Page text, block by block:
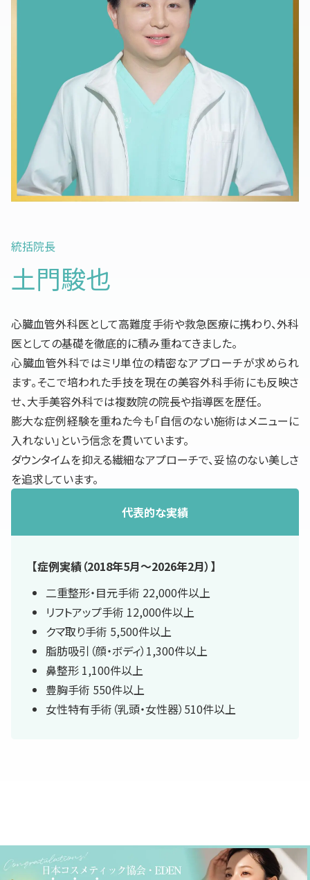
統括院長
土門駿也
心臓血管外科医として高難度手術や救急医療に携わり、外科
医としての基礎を徹底的に積み重ねてきました。
心臓血管外科ではミリ単位の精密なアプローチが求められ
ます。そこで培われた手技を現在の美容外科手術にも反映さ
せ、大手美容外科では複数院の院長や指導医を歴任。
膨大な症例経験を重ねた今も「自信のない施術はメニューに
入れない」という信念を貫いています。
ダウンタイムを抑える繊細なアプローチで、妥協のない美しさ
を追求しています。
代表的な実績
【症例実績（2018年5月〜2026年2月）】
二重整形・目元手術 22,000件以上
リフトアップ手術 12,000件以上
クマ取り手術 5,500件以上
脂肪吸引（顔・ボディ）1,300件以上
鼻整形 1,100件以上
豊胸手術 550件以上
女性特有手術（乳頭・女性器）510件以上